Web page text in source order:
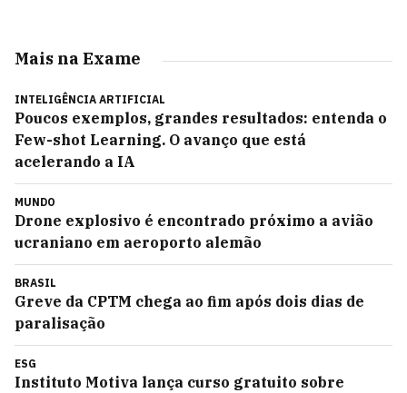
Mais na Exame
INTELIGÊNCIA ARTIFICIAL
Poucos exemplos, grandes resultados: entenda o
Few-shot Learning. O avanço que está
acelerando a IA
MUNDO
Drone explosivo é encontrado próximo a avião
ucraniano em aeroporto alemão
BRASIL
Greve da CPTM chega ao fim após dois dias de
paralisação
ESG
Instituto Motiva lança curso gratuito sobre